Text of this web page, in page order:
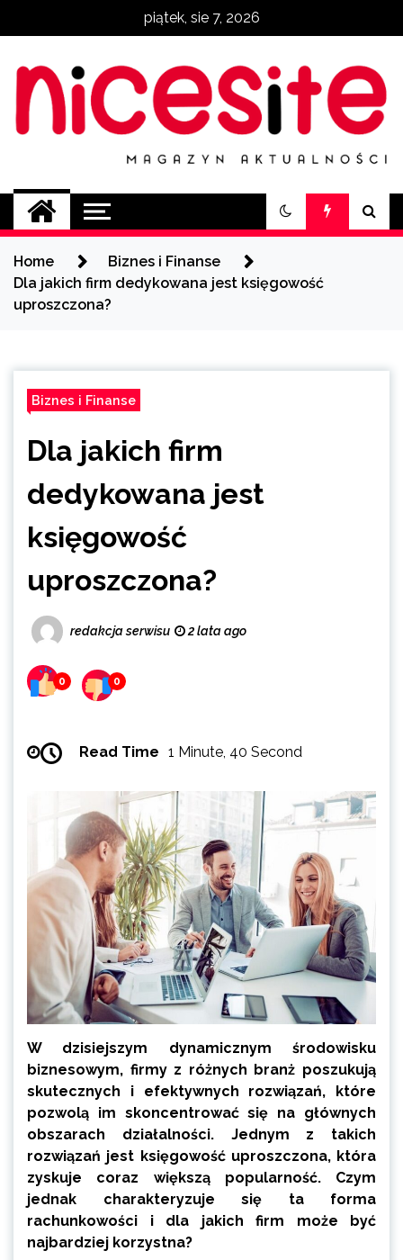
piątek, sie 7, 2026
NiceSite.com.pl
magazyn aktualności
Home
Biznes i Finanse
Dla jakich firm dedykowana jest księgowość
uproszczona?
Biznes i Finanse
Dla jakich firm
dedykowana jest
księgowość
uproszczona?
redakcja serwisu 2 lata ago
0 0
Read Time 1 Minute, 40 Second
W dzisiejszym dynamicznym środowisku
biznesowym, firmy z różnych branż poszukują
skutecznych i efektywnych rozwiązań, które
pozwolą im skoncentrować się na głównych
obszarach działalności. Jednym z takich
rozwiązań jest księgowość uproszczona, która
zyskuje coraz większą popularność. Czym
jednak charakteryzuje się ta forma
rachunkowości i dla jakich firm może być
najbardziej korzystna?